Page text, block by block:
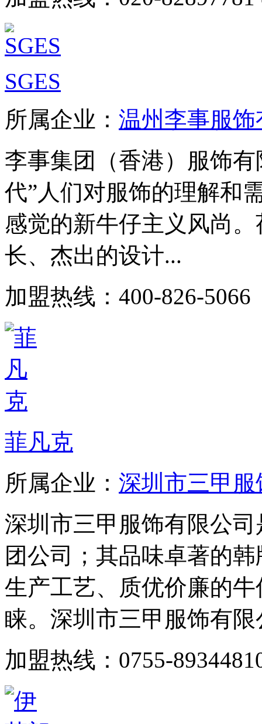
SGES
所属企业： 温州李事服
李事集团（香港）服饰
代”人们对服饰的理解和
感觉的新牛仔主义风尚
长、杰出的设计...
加盟热线：400-826-5066
菲凡克
所属企业： 深圳市三甲
深圳市三甲服饰有限公
团公司；其品味卓著的
生产工艺、质优价廉的
睐。深圳市三甲服饰有
加盟热线：0755-